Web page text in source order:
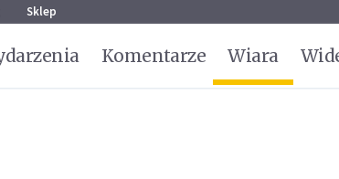
Sklep
Komentarze Wiara